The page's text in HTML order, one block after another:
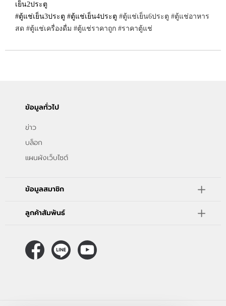
เย็น2ประตู
#ตู้แช่เย็น3ประตู #ตู้แช่เย็น4ประตู #ตู้แช่เย็น6ประตู #ตู้แช่อาหาร
สด #ตู้แช่เครื่องดื่ม #ตู้แช่ราคาถูก #ราคาตู้แช่
ข้อมูลทั่วไป
ข่าว
บล็อก
แผนผังเว็บไซต์
ข้อมูลสมาชิก
ลูกค้าสัมพันธ์